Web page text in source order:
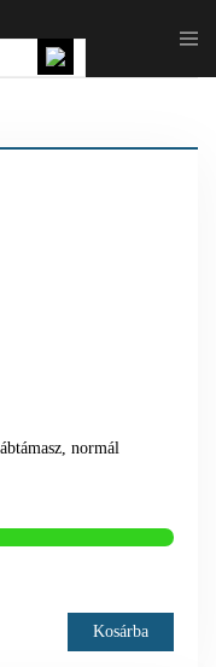
normál
Kosárba